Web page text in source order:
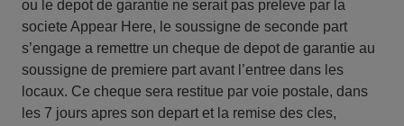
ou le depot de garantie ne serait pas preleve par la
societe Appear Here, le soussigne de seconde part
s’engage a remettre un cheque de depot de garantie au
soussigne de premiere part avant l’entree dans les
locaux. Ce cheque sera restitue par voie postale, dans
les 7 jours apres son depart et la remise des cles,